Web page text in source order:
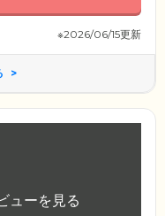
※2026/06/15更新